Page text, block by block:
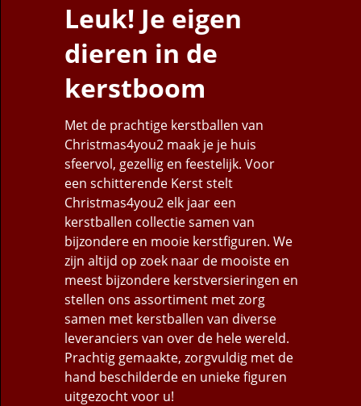
Leuk! Je eigen
dieren in de
kerstboom
Met de prachtige kerstballen van
Christmas4you2 maak je je huis
sfeervol, gezellig en feestelijk. Voor
een schitterende Kerst stelt
Christmas4you2 elk jaar een
kerstballen collectie samen van
bijzondere en mooie kerstfiguren. We
zijn altijd op zoek naar de mooiste en
meest bijzondere kerstversieringen en
stellen ons assortiment met zorg
samen met kerstballen van diverse
leveranciers van over de hele wereld.
Prachtig gemaakte, zorgvuldig met de
hand beschilderde en unieke figuren
uitgezocht voor u!